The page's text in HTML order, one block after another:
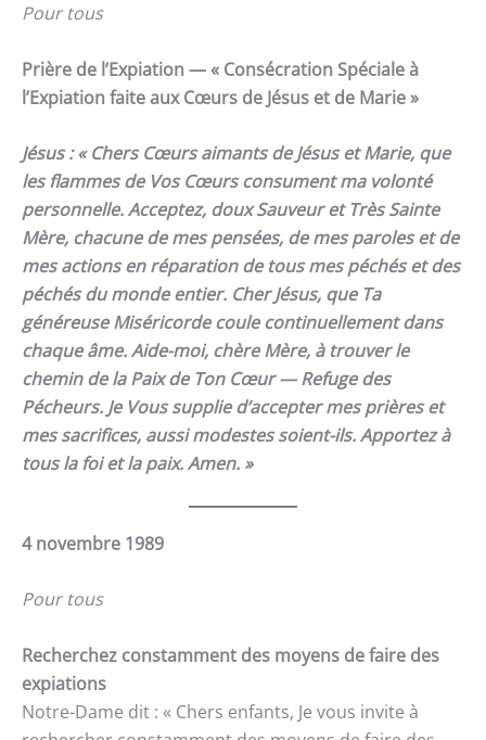
Pour tous
Prière de l’Expiation — « Consécration Spéciale à
l’Expiation faite aux Cœurs de Jésus et de Marie »
Jésus : « Chers Cœurs aimants de Jésus et Marie, que
les flammes de Vos Cœurs consument ma volonté
personnelle. Acceptez, doux Sauveur et Très Sainte
Mère, chacune de mes pensées, de mes paroles et de
mes actions en réparation de tous mes péchés et des
péchés du monde entier. Cher Jésus, que Ta
généreuse Miséricorde coule continuellement dans
chaque âme. Aide-moi, chère Mère, à trouver le
chemin de la Paix de Ton Cœur — Refuge des
Pécheurs. Je Vous supplie d’accepter mes prières et
mes sacrifices, aussi modestes soient-ils. Apportez à
tous la foi et la paix. Amen. »
4 novembre 1989
Pour tous
Recherchez constamment des moyens de faire des
expiations
Notre-Dame dit : « Chers enfants, Je vous invite à